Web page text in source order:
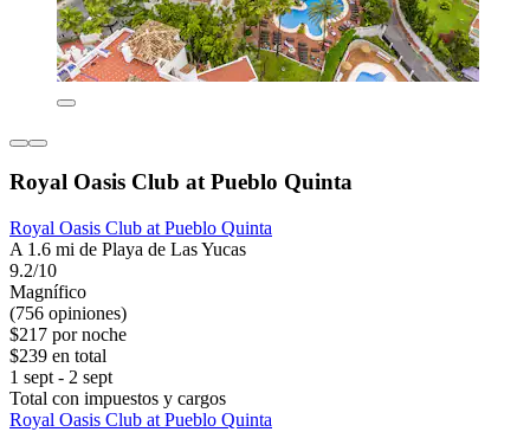
Royal Oasis Club at Pueblo Quinta
Royal Oasis Club at Pueblo Quinta
A 1.6 mi de Playa de Las Yucas
9.2/10
Magnífico
(756 opiniones)
$217 por noche
$239 en total
1 sept - 2 sept
Total con impuestos y cargos
Royal Oasis Club at Pueblo Quinta